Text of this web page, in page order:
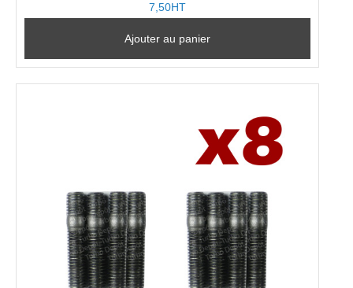
7,50HT
Ajouter au panier